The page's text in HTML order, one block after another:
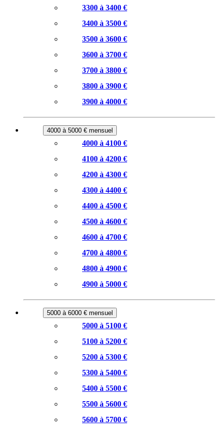
3300 à 3400 €
3400 à 3500 €
3500 à 3600 €
3600 à 3700 €
3700 à 3800 €
3800 à 3900 €
3900 à 4000 €
4000 à 5000 € mensuel
4000 à 4100 €
4100 à 4200 €
4200 à 4300 €
4300 à 4400 €
4400 à 4500 €
4500 à 4600 €
4600 à 4700 €
4700 à 4800 €
4800 à 4900 €
4900 à 5000 €
5000 à 6000 € mensuel
5000 à 5100 €
5100 à 5200 €
5200 à 5300 €
5300 à 5400 €
5400 à 5500 €
5500 à 5600 €
5600 à 5700 €